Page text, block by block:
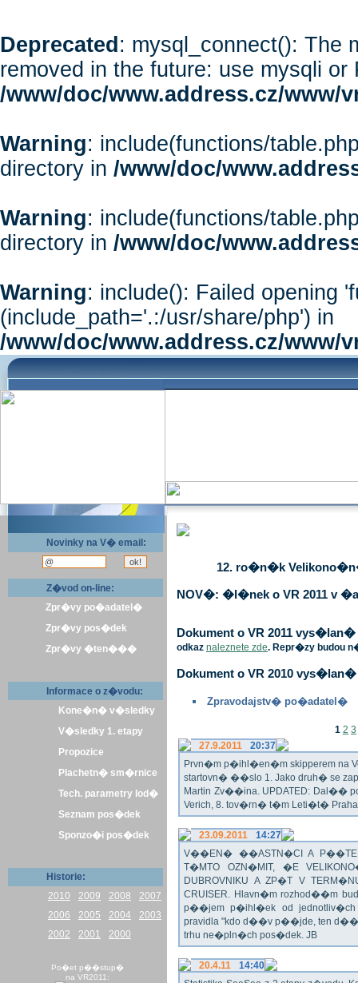
Deprecated : mysql_connect(): The
removed in the future: use mysqli or
/www/doc/www.address.cz/www/
Warning: include(functions/
directory in /www/doc/
Warning: include(functions/
directory in /www/doc/
Warning: include(): Failed opening
(include_path='.:/usr/share/php') in
/www/doc/www.address.cz/www/
Novinky na V� email:
Z�vod on-line:
Zpr�vy po�adatel�
Zpr�vy pos�dek
Zpr�vy �ten���
Informace o z�vodu:
Kone�n� v�sledky
V�sledky 1. etapy
Propozice
Plachetn� sm�rnice
Tech. parametry lod�
Seznam pos�dek
Sponzo�i pos�dek
Historie:
2010
2009 2008
2007
2006
2005 2004
2003
2002
2001 2000
Po�et p��stup�
na VR2011:
12. ro�n�k
NOV�: �l�nek o VR 2011 v
Dokument o VR 2011
odkaz naleznete zde. Repr�zy budou
Dokument o VR 2010
Zpravodajstv� po�adatel�
1 2 3
27.9.2011
20:37
Prvn�m p�ihl�en�m skipperem na
startovn� ��slo 1. Jako druh� se
Martin Zv��ina. UPDATED: Dal��
Verich, 8. tov�rn� t�m Leti�t� Praha
23.09.2011
14:27
V��EN� ��ASTN�CI A
T�MTO OZN�MIT, �E
DUBROVNIKU A ZP�T V
CRUISER. Hlavn�m rozhod��m
p��jem p�ihl�ek od
pravidla "kdo d��v p��jde, ten
trhu ne�pln�ch pos�dek. JB
20.4.11
14:40